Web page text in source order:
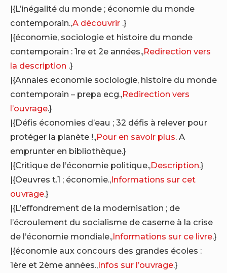
|{L’inégalité du monde ; économie du monde
contemporain.,A découvrir .}
|{économie, sociologie et histoire du monde
contemporain : 1re et 2e années.,Redirection vers
la description .}
|{Annales economie sociologie, histoire du monde
contemporain – prepa ecg.,Redirection vers
l’ouvrage.}
|{Défis économies d’eau ; 32 défis à relever pour
protéger la planète !.,Pour en savoir plus. A
emprunter en bibliothèque.}
|{Critique de l’économie politique.,Description.}
|{Oeuvres t.1 ; économie.,Informations sur cet
ouvrage.}
|{L’effondrement de la modernisation ; de
l’écroulement du socialisme de caserne à la crise
de l’économie mondiale.,Informations sur ce livre.}
|{économie aux concours des grandes écoles :
1ère et 2ème années.,Infos sur l’ouvrage.}